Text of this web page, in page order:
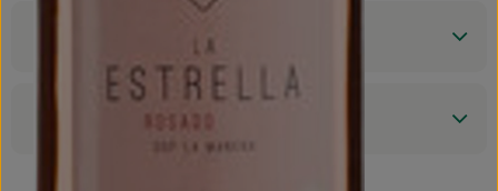
Produktdatenblatt